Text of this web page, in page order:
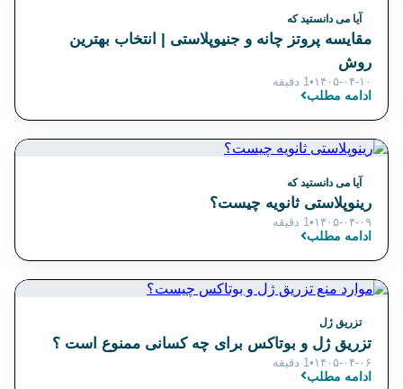
آیا می دانستید که
مقایسه پروتز چانه و جنیوپلاستی | انتخاب بهترین
روش
۱۴۰۵-۰۴-۱۰ •1 دقیقه
ادامه مطلب
آیا می دانستید که
رینوپلاستی ثانویه چیست؟
۱۴۰۵-۰۴-۰۹ •1 دقیقه
ادامه مطلب
تزریق ژل
تزریق ژل و بوتاکس برای چه کسانی ممنوع است ؟
۱۴۰۵-۰۴-۰۶ • 1 دقیقه
ادامه مطلب